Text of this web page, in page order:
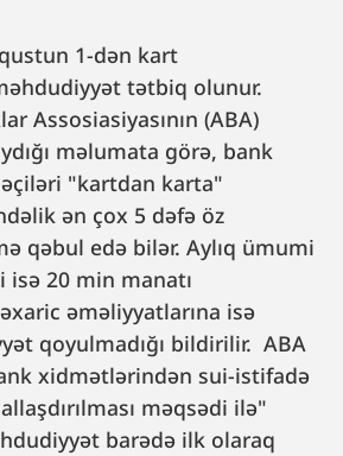
1-dən kart
tətbiq olunur.
Assosiasiyasının (ABA)
məlumata görə, bank
"kartdan karta"
ən çox 5 dəfə öz
qəbul edə bilər. Aylıq ümumi
20 min manatı
əməliyyatlarına isə
qoyulmadığı bildirilir. ABA
xidmətlərindən sui-istifadə
məqsədi ilə"
barədə ilk olaraq